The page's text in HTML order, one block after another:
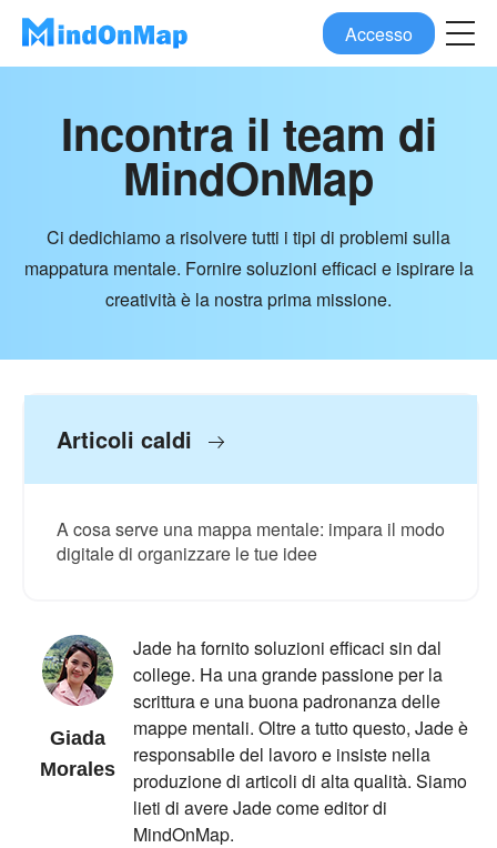
Accesso
Incontra il team di
MindOnMap
Ci dedichiamo a risolvere tutti i tipi di problemi sulla
mappatura mentale. Fornire soluzioni efficaci e ispirare la
creatività è la nostra prima missione.
Giada
Morales
Jade ha fornito soluzioni efficaci sin dal
college. Ha una grande passione per la
scrittura e una buona padronanza delle
mappe mentali. Oltre a tutto questo, Jade è
responsabile del lavoro e insiste nella
produzione di articoli di alta qualità. Siamo
lieti di avere Jade come editor di
MindOnMap.
Articoli caldi
A cosa serve una mappa mentale: impara il modo
digitale di organizzare le tue idee